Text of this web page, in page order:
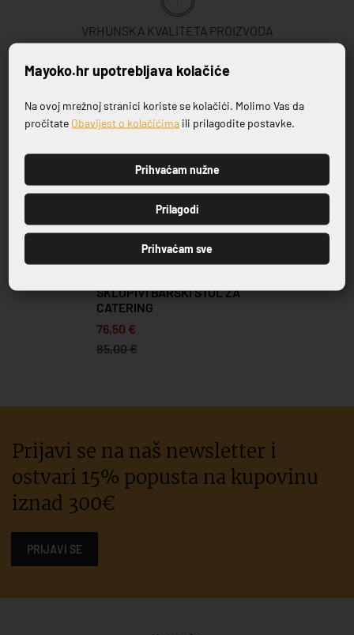
VRHUNSKA KVALITETA PROIZVODA
Povezani proizvodi
SKLOPIVI BARSKI STOL ZA
CATERING
76,50 €
85,00 €
Prijavi se na naš newsletter i
ostvari 15% popusta na kupovinu
iznad 300€
PRIJAVI SE
Prijavite se na naš newsletter
PRIJAVI SE
Mayoko.hr upotrebljava kolačiće
Na ovoj mrežnoj stranici koriste se kolačići. Molimo Vas da
pročitate Obavijest o kolačićima ili prilagodite postavke.
Prihvaćam nužne
Prilagodi
Prihvaćam sve